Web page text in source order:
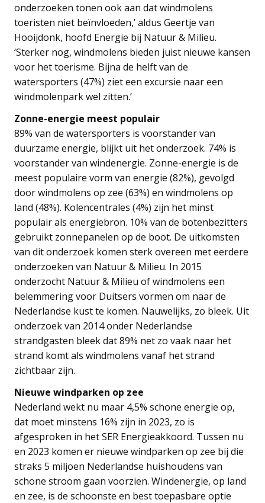
onderzoeken tonen ook aan dat windmolens
toeristen niet beïnvloeden,’ aldus Geertje van
Hooijdonk, hoofd Energie bij Natuur & Milieu.
‘Sterker nog, windmolens bieden juist nieuwe kansen
voor het toerisme. Bijna de helft van de
watersporters (47%) ziet een excursie naar een
windmolenpark wel zitten.’
Zonne-energie meest populair
89% van de watersporters is voorstander van
duurzame energie, blijkt uit het onderzoek. 74% is
voorstander van windenergie. Zonne-energie is de
meest populaire vorm van energie (82%), gevolgd
door windmolens op zee (63%) en windmolens op
land (48%). Kolencentrales (4%) zijn het minst
populair als energiebron. 10% van de botenbezitters
gebruikt zonnepanelen op de boot. De uitkomsten
van dit onderzoek komen sterk overeen met eerdere
onderzoeken van Natuur & Milieu. In 2015
onderzocht Natuur & Milieu of windmolens een
belemmering voor Duitsers vormen om naar de
Nederlandse kust te komen. Nauwelijks, zo bleek. Uit
onderzoek van 2014 onder Nederlandse
strandgasten bleek dat 89% net zo vaak naar het
strand komt als windmolens vanaf het strand
zichtbaar zijn.
Nieuwe windparken op zee
Nederland wekt nu maar 4,5% schone energie op,
dat moet minstens 16% zijn in 2023, zo is
afgesproken in het SER Energieakkoord. Tussen nu
en 2023 komen er nieuwe windparken op zee bij die
straks 5 miljoen Nederlandse huishoudens van
schone stroom gaan voorzien. Windenergie, op land
en zee, is de schoonste en best toepasbare optie